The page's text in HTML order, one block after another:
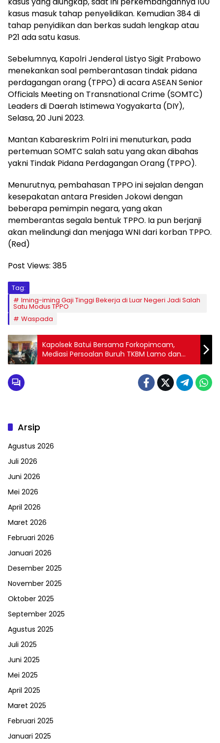
kasus masuk tahap penyelidikan. Kemudian 384 di
tahap penyidikan dan berkas sudah lengkap atau
P21 ada satu kasus.
Sebelumnya, Kapolri Jenderal Listyo Sigit Prabowo
menekankan soal pemberantasan tindak pidana
perdagangan orang (TPPO) di acara ASEAN Senior
Officials Meeting on Transnational Crime (SOMTC)
Leaders di Daerah Istimewa Yogyakarta (DIY),
Selasa, 20 Juni 2023.
Mantan Kabareskrim Polri ini menuturkan, pada
pertemuan SOMTC salah satu yang akan dibahas
yakni Tindak Pidana Perdagangan Orang (TPPO).
Menurutnya, pembahasan TPPO ini sejalan dengan
kesepakatan antara Presiden Jokowi dengan
beberapa pemimpin negara, yang akan
memberantas segala bentuk TPPO. Ia pun berjanji
akan melindungi dan menjaga WNI dari korban TPPO.
(Red)
Post Views: 385
Tag:
Iming-iming Gaji Tinggi Bekerja di Luar Negeri Jadi Salah
Satu Modus TPPO
Waspada
Kapolsek Batui Bersama Forkopimcam,
Mediasi Persoalan Buruh TKBM Lamo dan
Mahisik
Arsip
Agustus 2026
Juli 2026
Juni 2026
Mei 2026
April 2026
Maret 2026
Februari 2026
Januari 2026
Desember 2025
November 2025
Oktober 2025
September 2025
Agustus 2025
Juli 2025
Juni 2025
Mei 2025
April 2025
Maret 2025
Februari 2025
Januari 2025